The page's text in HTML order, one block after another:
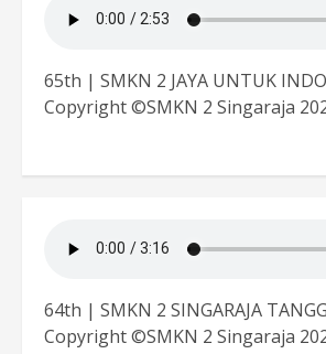
65th | SMKN 2 JAYA UNTUK
Copyright ©SMKN 2 Singaraja
64th | SMKN 2 SINGARAJA
Copyright ©SMKN 2 Singaraja